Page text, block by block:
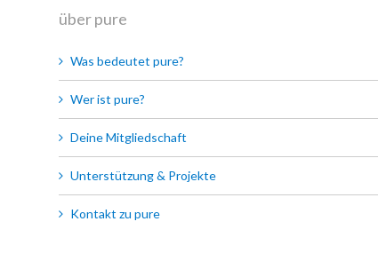
über pure
Was bedeutet pure?
Wer ist pure?
Deine Mitgliedschaft
Unterstützung & Projekte
Kontakt zu pure